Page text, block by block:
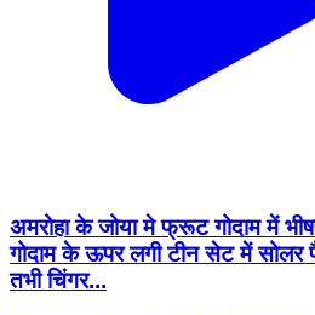
अमरोहा के जोया मे फ्रूट गोदाम में
गोदाम के ऊपर लगी टीन सेट में सोलर
तभी चिंगर...